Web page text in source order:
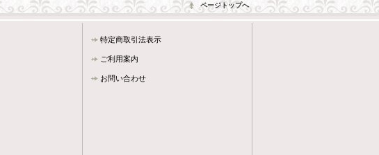
ページトップへ
特定商取引法表示
ご利用案内
お問い合わせ